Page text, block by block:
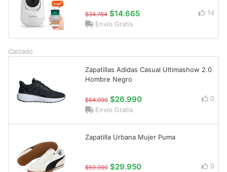
$34.784 $14.665
14
Envío Gratis
Calzado
Zapatillas Adidas Casual Ultimashow 2.0
Hombre Negro
$54.990 $26.990
0
Envío Gratis
Zapatilla Urbana Mujer Puma
$59.990 $29.950
0